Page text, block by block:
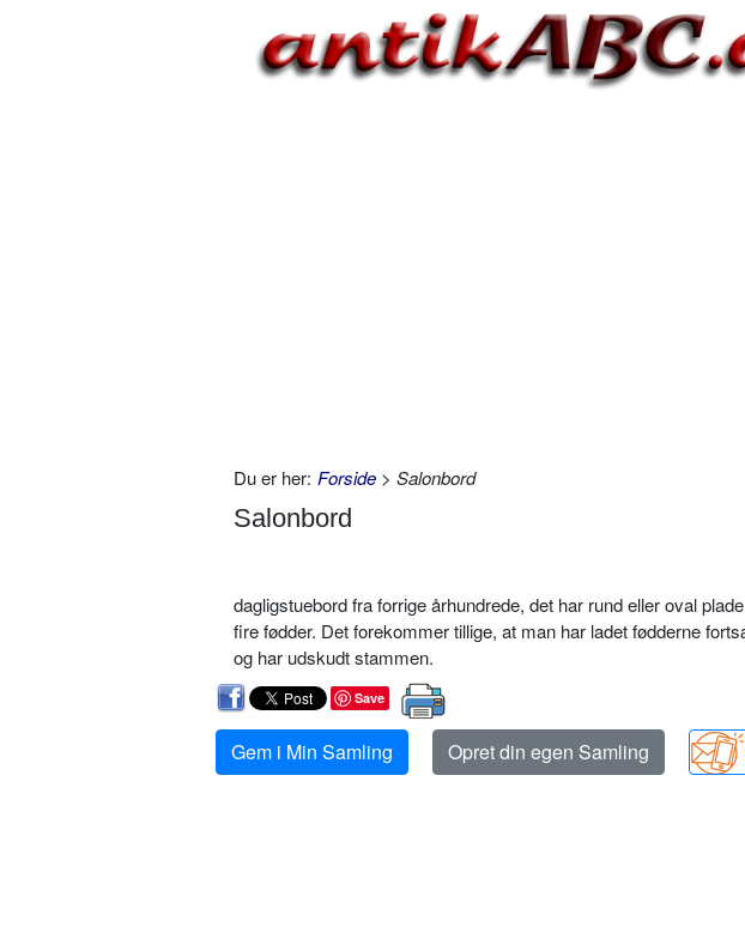
Du er her: Forside > Salonbord
Salonbord
dagligstuebord fra forrige århundrede, det har rund eller oval
fire fødder. Det forekommer tillige, at man har ladet fødderne
og har udskudt stammen.
Save
Gem i Min Samling Opret din egen Samling